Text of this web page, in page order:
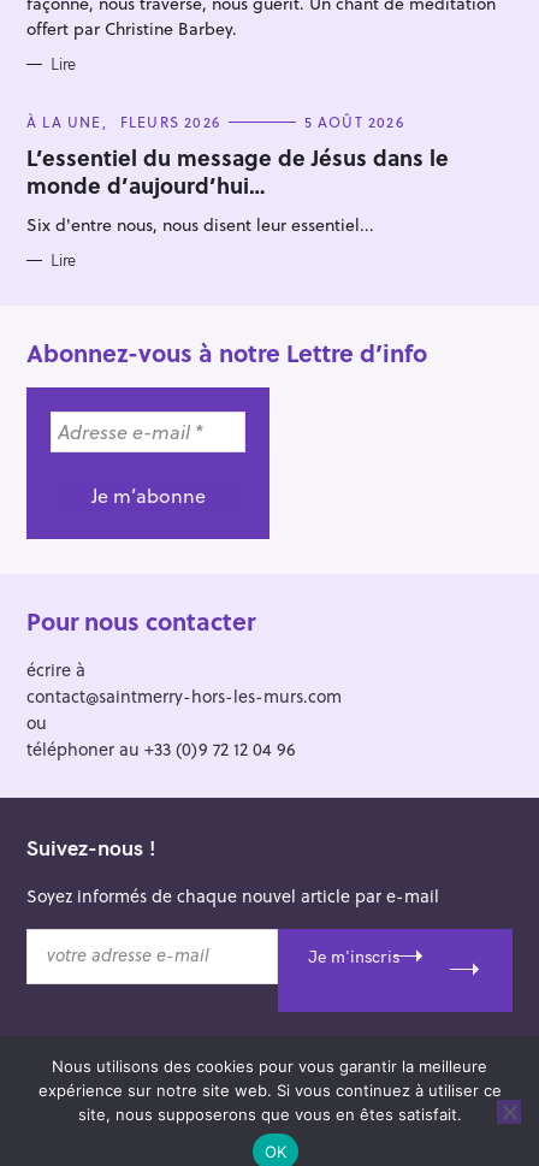
offert par Christine Barbey.
Lire
C
T
E
G
O
R
I
S
À LA UNE FLEURS 2026 5 AOÛT 2026
L’essentiel du message de Jésus dans le
monde d’aujourd’hui…
Six d'entre nous, nous disent leur essentiel...
Lire
Abonnez-vous à notre Lettre d’info
Pour nous contacter
écrire à
contact@saintmerry-hors-les-murs.com
ou
téléphoner au +33 (0)9 72 12 04 96
Suivez-nous !
Soyez informés de chaque nouvel article par e-mail
t
Je m'inscris
© 2026 Saint-Merry Hors-les-Murs.
Theme: Felt byPixelgrade.
r
Nous utilisons des cookies pour vous garantir la meilleure
expérience sur notre site web. Si vous continuez à utiliser ce
site, nous supposerons que vous en êtes satisfait.
OK